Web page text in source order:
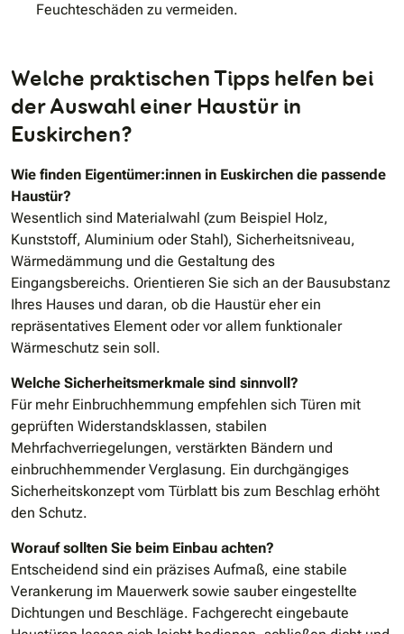
Feuchteschäden zu vermeiden.
Welche praktischen Tipps helfen bei
der Auswahl einer Haustür in
Euskirchen?
Wie finden Eigentümer:innen in Euskirchen die passende
Haustür?
Wesentlich sind Materialwahl (zum Beispiel Holz,
Kunststoff, Aluminium oder Stahl), Sicherheitsniveau,
Wärmedämmung und die Gestaltung des
Eingangsbereichs. Orientieren Sie sich an der Bausubstanz
Ihres Hauses und daran, ob die Haustür eher ein
repräsentatives Element oder vor allem funktionaler
Wärmeschutz sein soll.
Welche Sicherheitsmerkmale sind sinnvoll?
Für mehr Einbruchhemmung empfehlen sich Türen mit
geprüften Widerstandsklassen, stabilen
Mehrfachverriegelungen, verstärkten Bändern und
einbruchhemmender Verglasung. Ein durchgängiges
Sicherheitskonzept vom Türblatt bis zum Beschlag erhöht
den Schutz.
Worauf sollten Sie beim Einbau achten?
Entscheidend sind ein präzises Aufmaß, eine stabile
Verankerung im Mauerwerk sowie sauber eingestellte
Dichtungen und Beschläge. Fachgerecht eingebaute